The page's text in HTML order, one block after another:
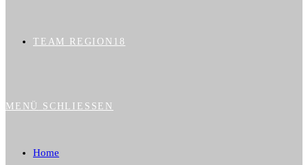
TEAM REGION18
MENÜ SCHLIESSEN
Home